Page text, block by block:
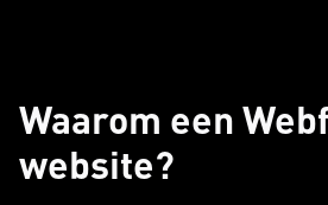
Waarom een
website?